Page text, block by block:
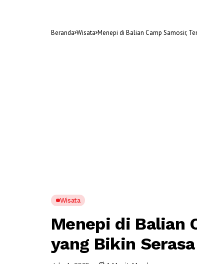
Beranda Wisata Menepi di Balian Camp Samosir,
Wisata
Menepi di Balian
yang Bikin